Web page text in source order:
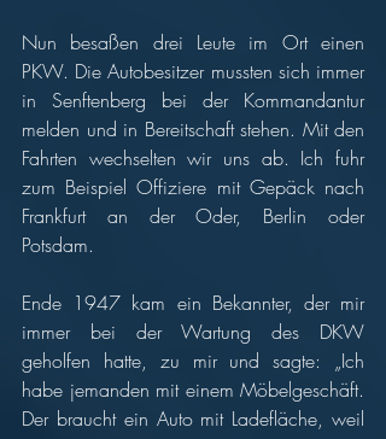
Nun besaßen drei Leute im Ort einen
PKW. Die Autobesitzer mussten sich immer
in Senftenberg bei der Kommandantur
melden und in Bereitschaft stehen. Mit den
Fahrten wechselten wir uns ab. Ich fuhr
zum Beispiel Offiziere mit Gepäck nach
Frankfurt an der Oder, Berlin oder
Potsdam.
Ende 1947 kam ein Bekannter, der mir
immer bei der Wartung des DKW
geholfen hatte, zu mir und sagte: „Ich
habe jemanden mit einem Möbelgeschäft.
Der braucht ein Auto mit Ladefläche, weil